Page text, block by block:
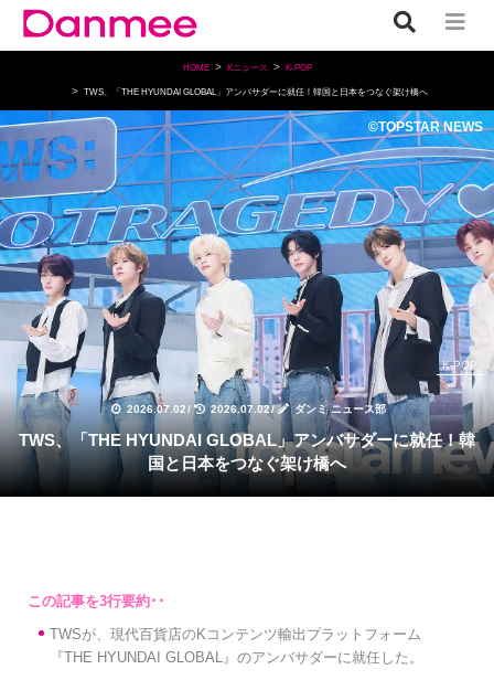
HOME Kニュース K-POP
TWS、「THE HYUNDAI GLOBAL」アンバサダーに就任！韓国と日本をつなぐ架け橋へ
©TOPSTAR NEWS
2026.07.02/ 2026.07.02/ ダンミ ニュース部
K-POP
TWS、「THE HYUNDAI GLOBAL」アンバサダーに就任！韓
国と日本をつなぐ架け橋へ
TWSが、現代百貨店のKコンテンツ輸出プラットフォーム
『THE HYUNDAI GLOBAL』のアンバサダーに就任した。